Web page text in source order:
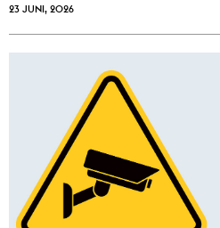
23 JUNI, 2026